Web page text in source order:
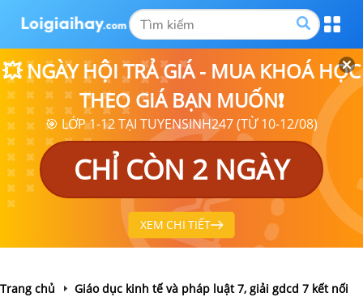
💥 NGÀY HỘI TRẢ GIÁ - MUA KHOÁ HỌC
THEO GIÁ BẠN MUỐN❗
🎯 LỚP 1-12 TẠI TUYENSINH247 (TỪ 10-12/08)
CHỈ CÒN 2 NGÀY
XEM CHI TIẾT
Trang chủ
Giáo dục kinh tế và pháp luật 7, giải gdcd 7 kết nối